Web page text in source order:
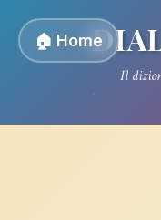
🏠 Home
Il